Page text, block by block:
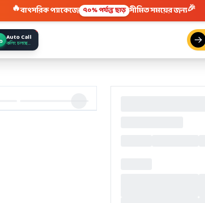
🔥বাৎসরিক প্যাকেজে ৭০% পর্যন্ত ছাড় সীমিত সময়ের জন্য🎉
Auto Call
কলিং চলছে...